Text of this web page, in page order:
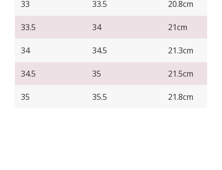
33 33.5 20.8cm
33.5 34 21cm
34 34.5 21.3cm
34.5 35 21.5cm
35 35.5 21.8cm